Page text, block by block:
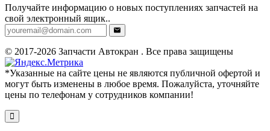
Получайте информацию о новых поступлениях запчастей на
свой электронный ящик..
© 2017-2026 Запчасти Автокран . Все права защищены
*Указанные на сайте цены не являются публичной офертой и
могут быть изменены в любое время. Пожалуйста, уточняйте
цены по телефонам у сотрудников компании!